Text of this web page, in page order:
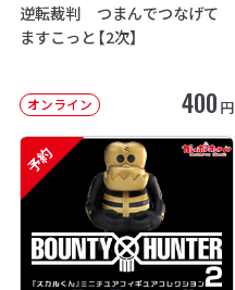
逆転裁判 つまんでつなげて
ますこっと【2次】
オンライン 400 円
予約